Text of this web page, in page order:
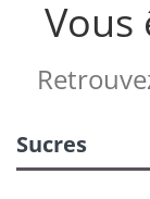
Vous
Sucres